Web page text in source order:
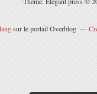
sur le portail Overblog